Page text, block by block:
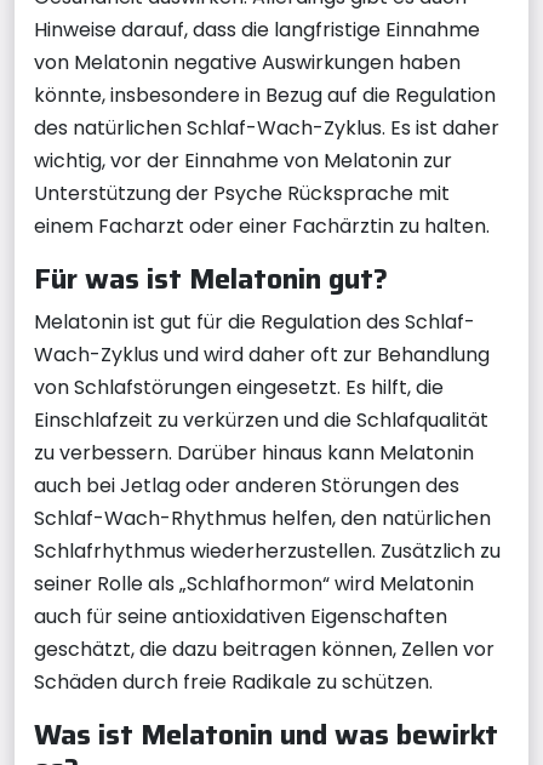
Hinweise darauf, dass die langfristige Einnahme
von Melatonin negative Auswirkungen haben
könnte, insbesondere in Bezug auf die Regulation
des natürlichen Schlaf-Wach-Zyklus. Es ist daher
wichtig, vor der Einnahme von Melatonin zur
Unterstützung der Psyche Rücksprache mit
einem Facharzt oder einer Fachärztin zu halten.
Für was ist Melatonin gut?
Melatonin ist gut für die Regulation des Schlaf-
Wach-Zyklus und wird daher oft zur Behandlung
von Schlafstörungen eingesetzt. Es hilft, die
Einschlafzeit zu verkürzen und die Schlafqualität
zu verbessern. Darüber hinaus kann Melatonin
auch bei Jetlag oder anderen Störungen des
Schlaf-Wach-Rhythmus helfen, den natürlichen
Schlafrhythmus wiederherzustellen. Zusätzlich zu
seiner Rolle als „Schlafhormon“ wird Melatonin
auch für seine antioxidativen Eigenschaften
geschätzt, die dazu beitragen können, Zellen vor
Schäden durch freie Radikale zu schützen.
Was ist Melatonin und was bewirkt